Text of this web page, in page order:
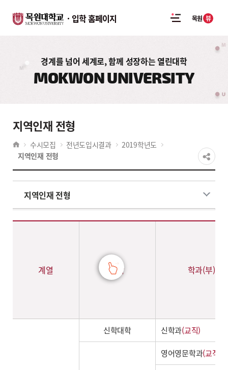
입학 홈페이지 목원 뷰
경계를 넘어 세계로, 함께 성장하는 열린대학
MOKWON UNIVERSITY
지역인재 전형
수시모집 전년도입시결과
2019학년도
지역인재 전형
지역인재 전형
2019학년도 지역인재 전형 - 계열,대학,학과(부),전공,학생부교과(지역인재전형)(모집인원,경쟁률,합격자학생부평균등급,환산점수(평균,만점)) 정보제공
계열 대학 학과(부)
신학대학 신학과(교직)
영어영문학과(교직)